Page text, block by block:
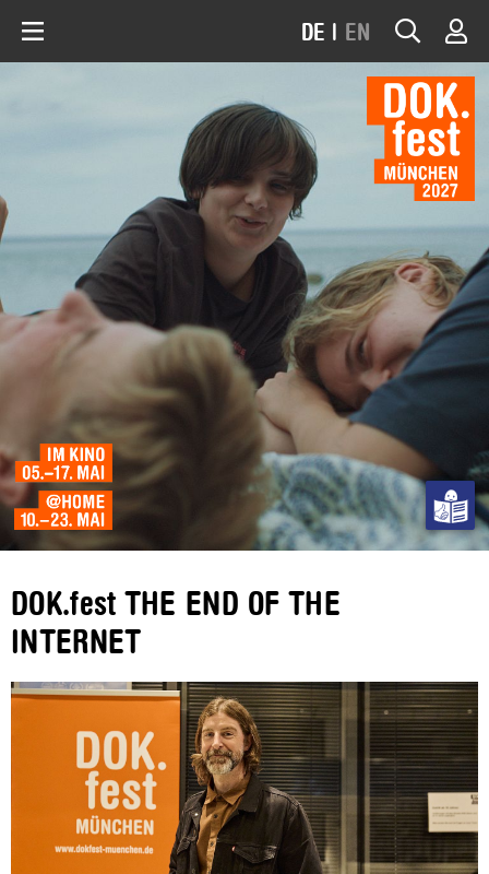
DE | EN
DOK.fest THE END OF THE
INTERNET